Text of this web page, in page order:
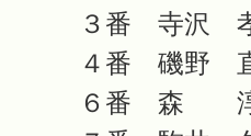
３番 寺沢
４番 磯野
６番 森